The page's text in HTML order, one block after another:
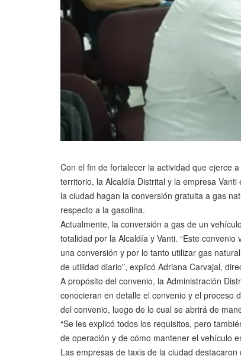
Con el fin de fortalecer la actividad que ejerce
territorio, la Alcaldía Distrital y la empresa
la ciudad hagan la conversión gratuita a gas
respecto a la gasolina.
Actualmente, la conversión a gas de un
totalidad por la Alcaldía y Vanti. “Este
una conversión y por lo tanto utilizar gas
de utilidad diario”, explicó Adriana Carvajal,
A propósito del convenio, la Administración
conocieran en detalle el convenio y el proceso
del convenio, luego de lo cual se abrirá de
“Se les explicó todos los requisitos, pero
de operación y de cómo mantener el vehículo
Las empresas de taxis de la ciudad